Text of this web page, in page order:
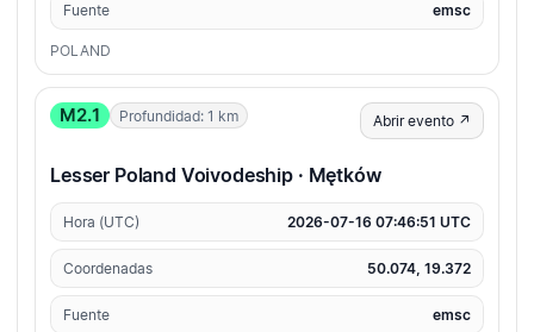
Fuente emsc
POLAND
M2.1 Profundidad: 1 km Abrir evento ↗
Lesser Poland Voivodeship · Mętków
Hora (UTC) 2026-07-16 07:46:51 UTC
Coordenadas 50.074, 19.372
Fuente emsc